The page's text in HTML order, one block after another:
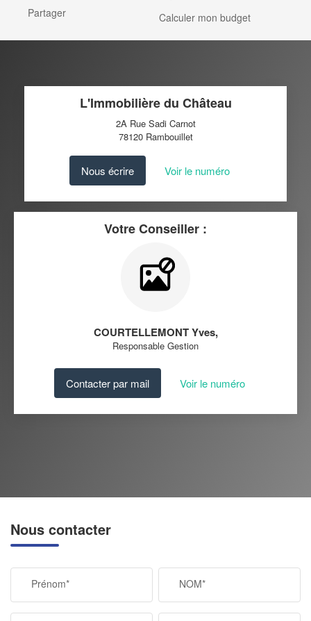
Partager
Calculer mon budget
L'Immobilière du Château
2A Rue Sadi Carnot
78120 Rambouillet
Nous écrire Voir le numéro
Votre Conseiller :
COURTELLEMONT Yves,
Responsable Gestion
Contacter par mail Voir le numéro
Nous contacter
Prénom* NOM*